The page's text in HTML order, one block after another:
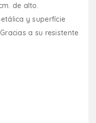
de alto.
y superfície
a su resistente